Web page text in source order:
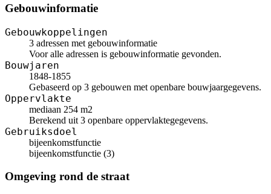
Gebouwinformatie
Gebouwkoppelingen
3 adressen met gebouwinformatie
Voor alle adressen is gebouwinformatie gevonden.
Bouwjaren
1848-1855
Gebaseerd op 3 gebouwen met openbare bouwjaargegevens.
Oppervlakte
mediaan 254 m2
Berekend uit 3 openbare oppervlaktegegevens.
Gebruiksdoel
bijeenkomstfunctie
bijeenkomstfunctie (3)
Omgeving rond de straat